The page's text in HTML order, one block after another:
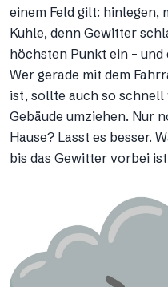
einem Feld gilt: hinlegen,
Kuhle, denn Gewitter
höchsten Punkt ein –
Wer gerade mit dem
ist, sollte auch so
Gebäude umziehen. Nur
Hause? Lasst es besser.
bis das Gewitter vorbei